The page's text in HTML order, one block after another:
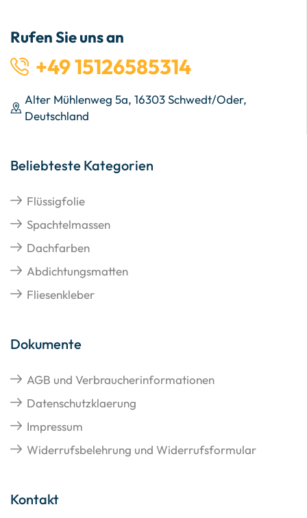
Rufen Sie uns an
+49 15126585314
Alter Mühlenweg 5a, 16303 Schwedt/Oder,
Deutschland
Beliebteste Kategorien
Flüssigfolie
Spachtelmassen
Dachfarben
Abdichtungsmatten
Fliesenkleber
Dokumente
AGB und Verbraucherinformationen
Datenschutzklaerung
Impressum
Widerrufsbelehrung und Widerrufsformular
Kontakt